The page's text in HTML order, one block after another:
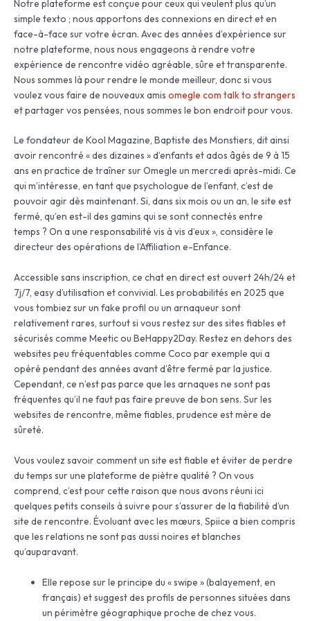
Notre plateforme est conçue pour ceux qui veulent plus qu’un
simple texto ; nous apportons des connexions en direct et en
face-à-face sur votre écran. Avec des années d’expérience sur
notre plateforme, nous nous engageons à rendre votre
expérience de rencontre vidéo agréable, sûre et transparente.
Nous sommes là pour rendre le monde meilleur, donc si vous
voulez vous faire de nouveaux amis omegle com talk to strangers
et partager vos pensées, nous sommes le bon endroit pour vous.
Le fondateur de Kool Magazine, Baptiste des Monstiers, dit ainsi
avoir rencontré « des dizaines » d’enfants et ados âgés de 9 à 15
ans en practice de traîner sur Omegle un mercredi après-midi. Ce
qui m’intéresse, en tant que psychologue de l’enfant, c’est de
pouvoir agir dès maintenant. Si, dans six mois ou un an, le site est
fermé, qu’en est-il des gamins qui se sont connectés entre
temps ? On a une responsabilité vis à vis d’eux », considère le
directeur des opérations de l’Affiliation e-Enfance.
Accessible sans inscription, ce chat en direct est ouvert 24h/24 et
7j/7, easy d’utilisation et convivial. Les probabilités en 2025 que
vous tombiez sur un fake profil ou un arnaqueur sont
relativement rares, surtout si vous restez sur des sites fiables et
sécurisés comme Meetic ou BeHappy2Day. Restez en dehors des
websites peu fréquentables comme Coco par exemple qui a
opéré pendant des années avant d’être fermé par la justice.
Cependant, ce n’est pas parce que les arnaques ne sont pas
fréquentes qu’il ne faut pas faire preuve de bon sens. Sur les
websites de rencontre, même fiables, prudence est mère de
sûreté.
Vous voulez savoir comment un site est fiable et éviter de perdre
du temps sur une plateforme de piètre qualité ? On vous
comprend, c’est pour cette raison que nous avons réuni ici
quelques petits conseils à suivre pour s’assurer de la fiabilité d’un
site de rencontre. Évoluant avec les mœurs, Spiice a bien compris
que les relations ne sont pas aussi noires et blanches
qu’auparavant.
Elle repose sur le principe du « swipe » (balayement, en
français) et suggest des profils de personnes situées dans
un périmètre géographique proche de chez vous.